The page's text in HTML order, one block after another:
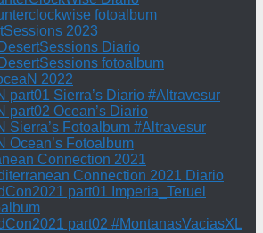
fotoalbum
2023
Diario
fotoalbum
2022
part01 Sierra’s Diario #Altravesur
part02 Ocean’s Diario
Sierra’s Fotoalbum #Altravesur
Ocean’s Fotoalbum
Connection 2021
Connection 2021 Diario
part01 Imperia_Teruel
part02 #MontanasVaciasXL